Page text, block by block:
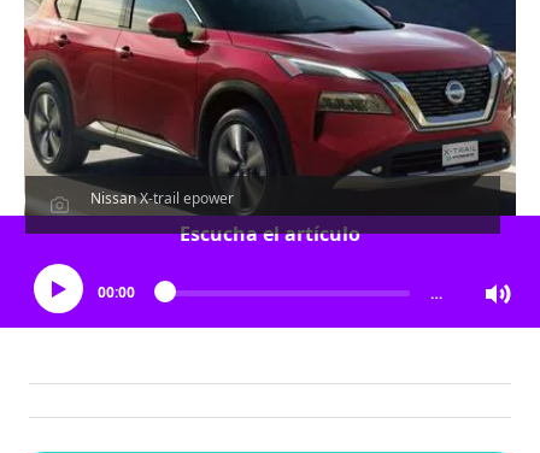
Nissan X-trail epower
Escucha el artículo
00:00 …